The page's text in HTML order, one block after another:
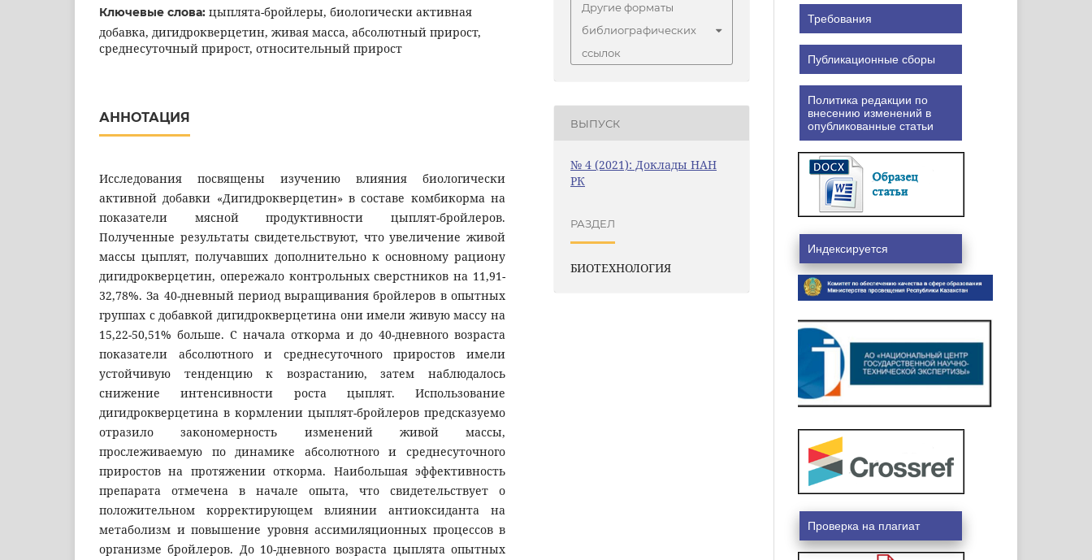
Ключевые слова: цыплята-бройлеры, биологически активная
добавка, дигидрокверцетин, живая масса, абсолютный прирост,
среднесуточный прирост, относительный прирост
АННОТАЦИЯ
Исследования посвящены изучению влияния биологически
активной добавки «Дигидрокверцетин» в составе комбикорма на
показатели мясной продуктивности цыплят-бройлеров.
Полученные результаты свидетельствуют, что увеличение живой
массы цыплят, получавших дополнительно к основному рациону
дигидрокверцетин, опережало контрольных сверстников на 11,91-
32,78%. За 40-дневный период выращивания бройлеров в опытных
группах с добавкой дигидрокверцетина они имели живую массу на
15,22-50,51% больше. С начала откорма и до 40-дневного возраста
показатели абсолютного и среднесуточного приростов имели
устойчивую тенденцию к возрастанию, затем наблюдалось
снижение интенсивности роста цыплят. Использование
дигидрокверцетина в кормлении цыплят-бройлеров предсказуемо
отразило закономерность изменений живой массы,
прослеживаемую по динамике абсолютного и среднесуточного
приростов на протяжении откорма. Наибольшая эффективность
препарата отмечена в начале опыта, что свидетельствует о
положительном корректирующем влиянии антиоксиданта на
метаболизм и повышение уровня ассимиляционных процессов в
организме бройлеров. До 10-дневного возраста цыплята опытных
Другие форматы
библиографических
ссылок
ВЫПУСК
№ 4 (2021): Доклады НАН
РК
РАЗДЕЛ
БИОТЕХНОЛОГИЯ
Требования
Публикационные сборы
Политика редакции по
внесению изменений в
опубликованные статьи
Индексируется
Проверка на плагиат